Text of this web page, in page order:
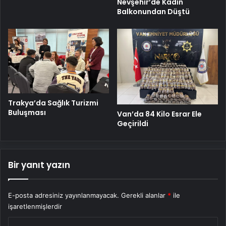
Balkonundan Düştü
Trakya’da Sağlık Turizmi
Buluşması
Van’da 84 Kilo Esrar Ele
Geçirildi
Bir yanıt yazın
E-posta adresiniz yayınlanmayacak. Gerekli alanlar * ile
işaretlenmişlerdir